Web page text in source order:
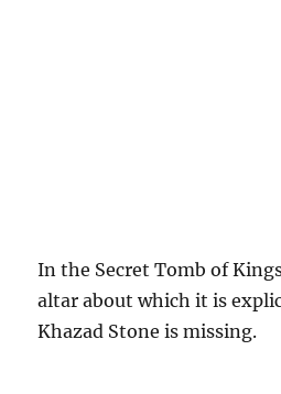
In the Secret Tomb of
altar about which it is
Khazad Stone is missing.